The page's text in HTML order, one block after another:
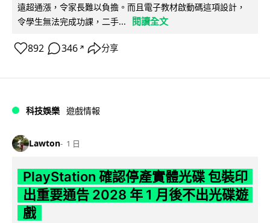
遠超通漲，令家長難以負擔。而且電子教材啟動碼這項設計，
令學生無法完成功課，二手...
閱讀全文
892 346 ↗ 分享
科技娛樂 遊戲情報
Lawton 1 日
PlayStation 確認停產實體光碟 包裝印
出重要通告 2028 年 1 月後不出光碟遊
戲